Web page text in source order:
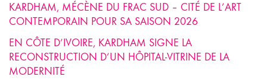
KARDHAM, MÉCÈNE DU FRAC SUD – CITÉ DE L’ART
CONTEMPORAIN POUR SA SAISON 2026
EN CÔTE D’IVOIRE, KARDHAM SIGNE LA
RECONSTRUCTION D’UN HÔPITAL-VITRINE DE LA
MODERNITÉ